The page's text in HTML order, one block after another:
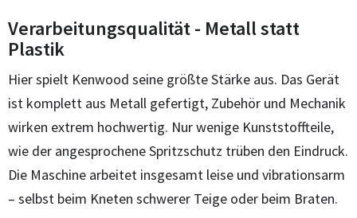
Verarbeitungsqualität - Metall statt
Plastik
Hier spielt Kenwood seine größte Stärke aus. Das Gerät
ist komplett aus Metall gefertigt, Zubehör und Mechanik
wirken extrem hochwertig. Nur wenige Kunststoffteile,
wie der angesprochene Spritzschutz trüben den Eindruck.
Die Maschine arbeitet insgesamt leise und vibrationsarm
– selbst beim Kneten schwerer Teige oder beim Braten.